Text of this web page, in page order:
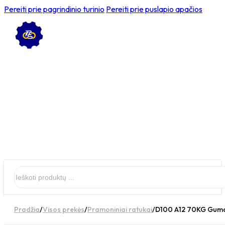
Pereiti prie pagrindinio turinio Pereiti prie puslapio apačios
Pradžia/Visos prekės/Pramoniniai ratukai/D100 A12 70KG